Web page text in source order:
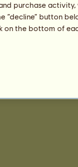
purchase
“decline” button
on the bottom of